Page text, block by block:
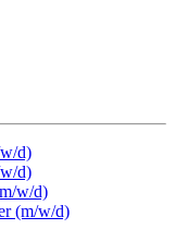
d)
d)
w/d)
(m/w/d)